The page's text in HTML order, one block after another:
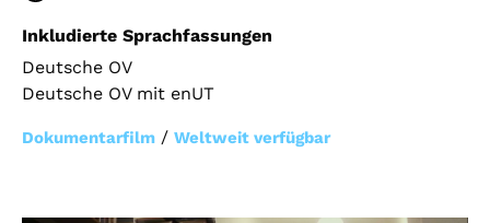
Inkludierte Sprachfassungen
Deutsche OV
Deutsche OV mit enUT
Dokumentarfilm / Weltweit verfügbar